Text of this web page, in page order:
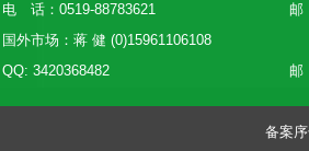
电 话：0519-88783621
邮
国外市场：蒋 健 (0)15961106108
QQ: 3420368482
邮
备案序